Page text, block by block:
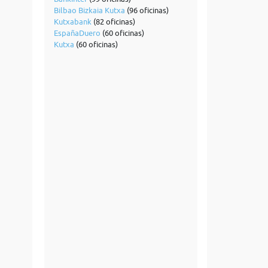
Bilbao Bizkaia Kutxa (96 oficinas)
Kutxabank (82 oficinas)
EspañaDuero (60 oficinas)
Kutxa (60 oficinas)